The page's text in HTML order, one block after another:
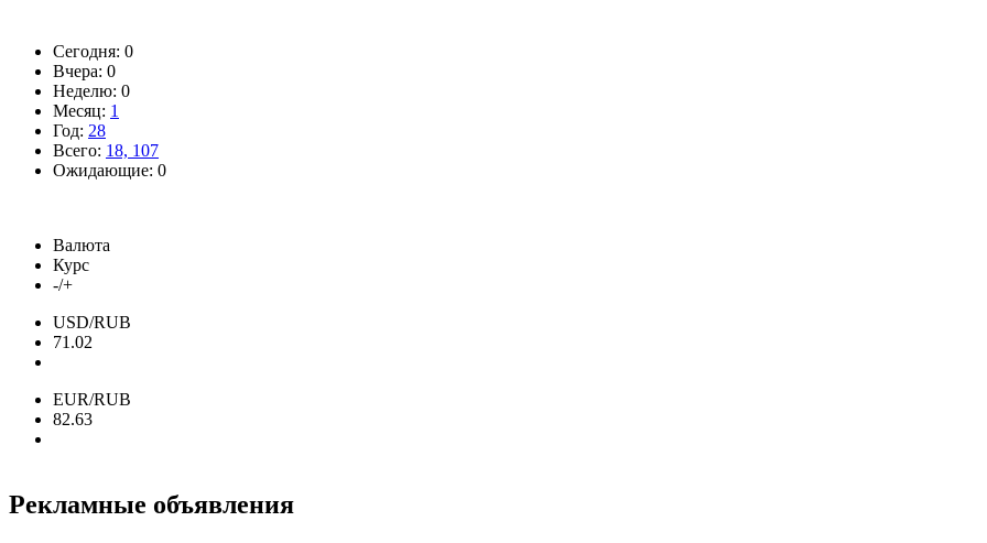
Сегодня: 0
Вчера: 0
Неделю: 0
Месяц: 1
Год: 28
Всего: 18, 107
Ожидающие: 0
Валюта
Курс
-/+
USD/RUB
71.02
EUR/RUB
82.63
Рекламные объявления